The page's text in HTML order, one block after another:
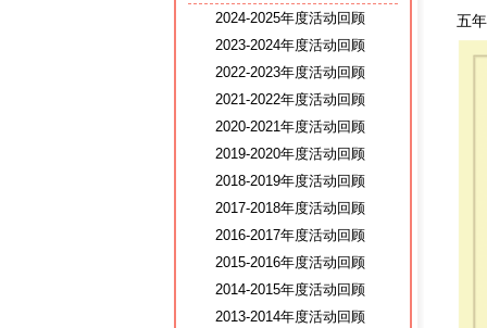
2024-2025年度活动回顾
2023-2024年度活动回顾
2022-2023年度活动回顾
2021-2022年度活动回顾
2020-2021年度活动回顾
2019-2020年度活动回顾
2018-2019年度活动回顾
2017-2018年度活动回顾
2016-2017年度活动回顾
2015-2016年度活动回顾
2014-2015年度活动回顾
2013-2014年度活动回顾
五